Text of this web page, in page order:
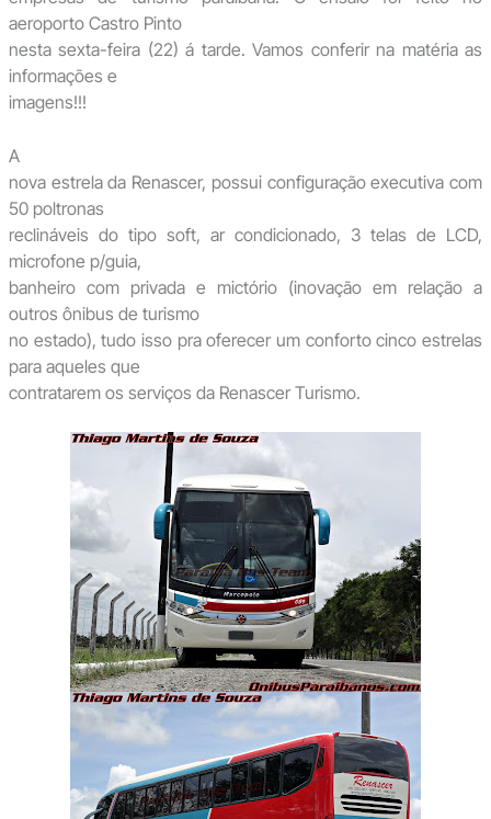
aeroporto Castro Pinto
nesta sexta-feira (22) á tarde. Vamos conferir na matéria as
informações e
imagens!!!
A
nova estrela da Renascer, possui configuração executiva com
50 poltronas
reclináveis do tipo soft, ar condicionado, 3 telas de LCD,
microfone p/guia,
banheiro com privada e mictório (inovação em relação a
outros ônibus de turismo
no estado), tudo isso pra oferecer um conforto cinco estrelas
para aqueles que
contratarem os serviços da Renascer Turismo.